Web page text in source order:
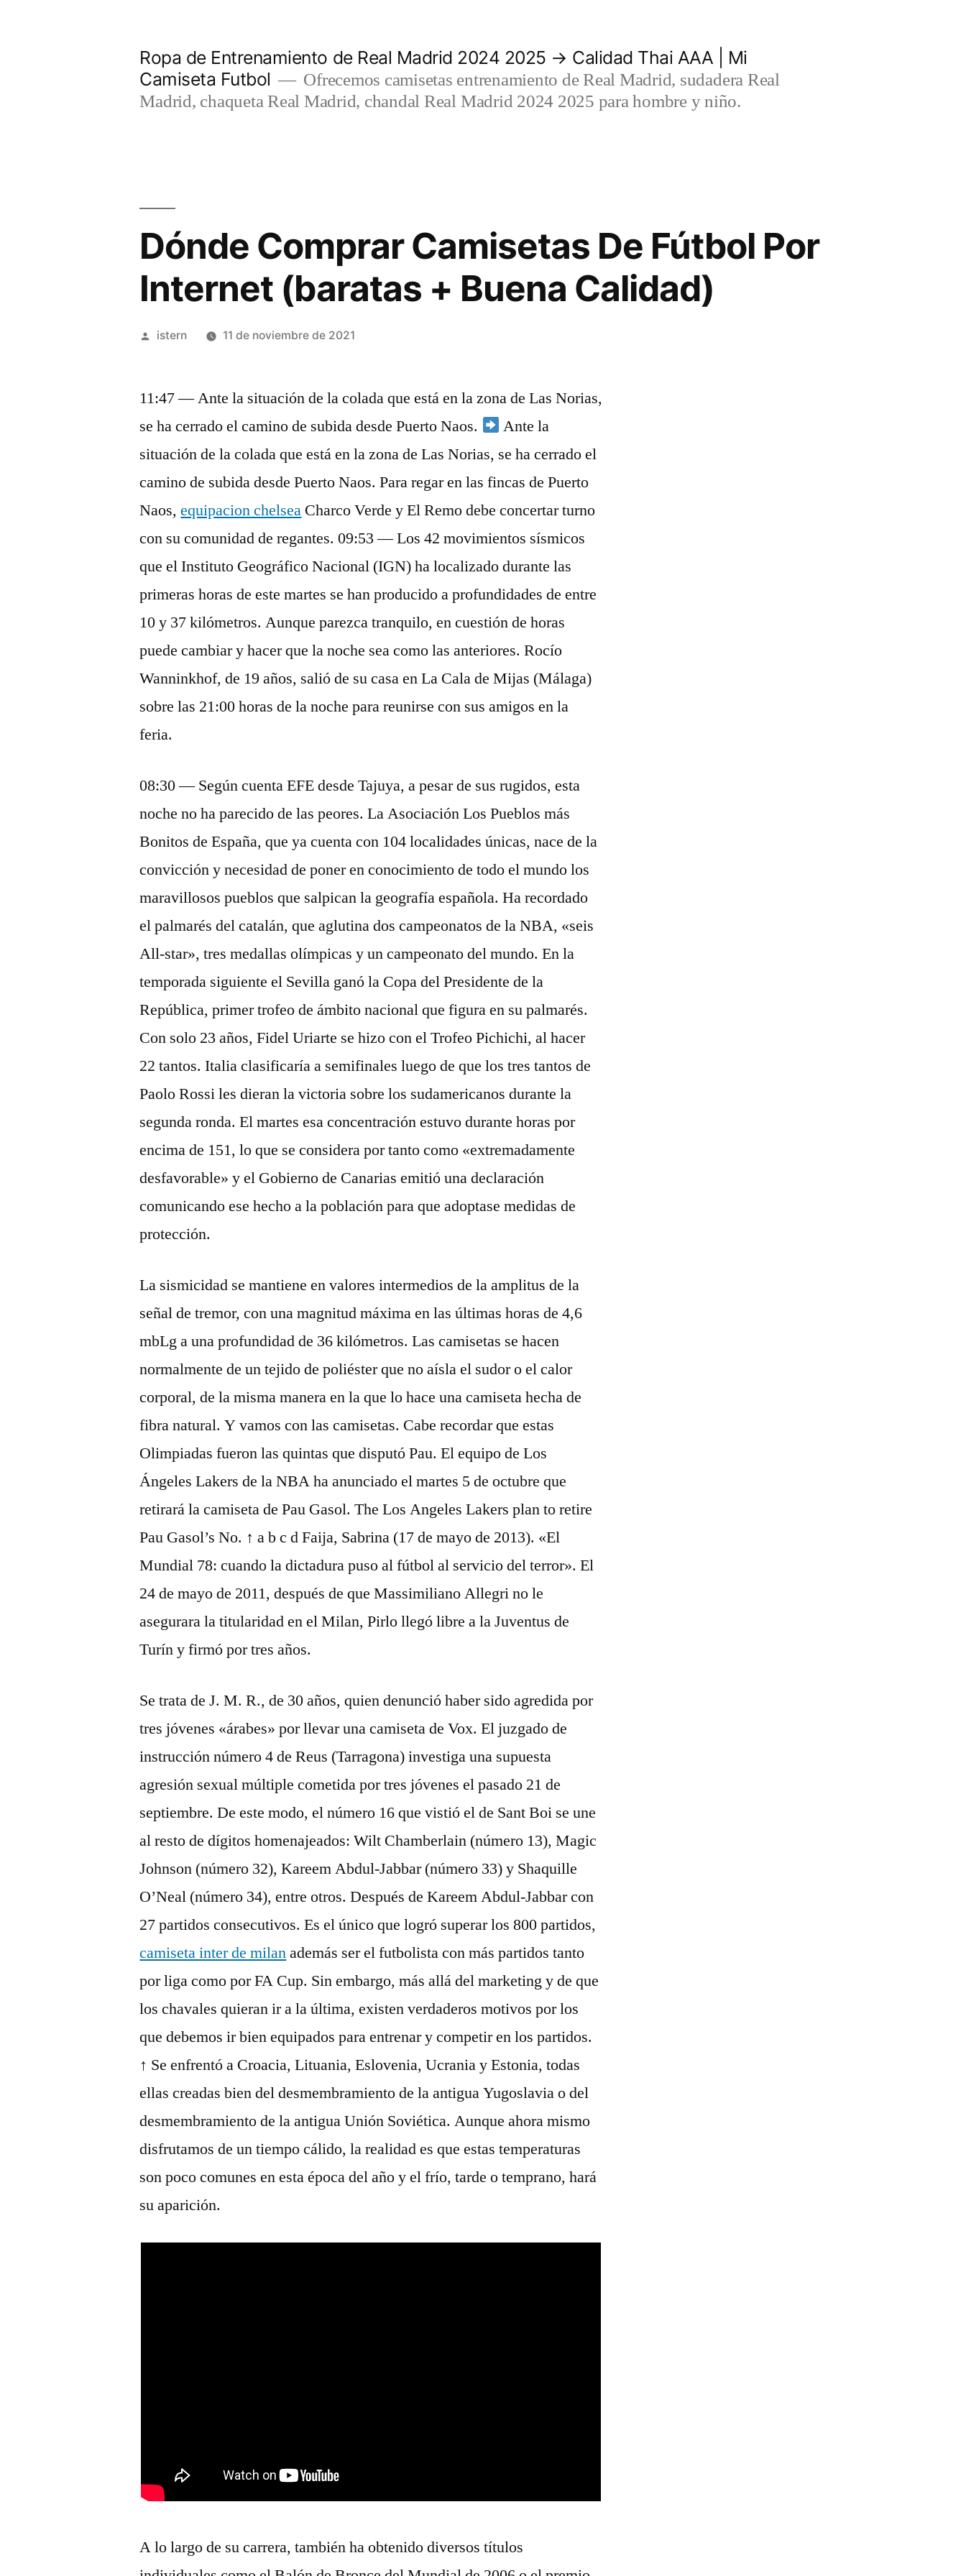
Ropa de Entrenamiento de Real Madrid 2024 2025 → Calidad Thai AAA | Mi
Camiseta Futbol
Ofrecemos camisetas entrenamiento de Real Madrid, sudadera Real
Madrid, chaqueta Real Madrid, chandal Real Madrid 2024 2025 para hombre y niño.
Dónde Comprar Camisetas De Fútbol Por
Internet (baratas + Buena Calidad)
Publicado
istern 11 de noviembre de 2021
11:47 — Ante la situación de la colada que está en la zona de Las Norias,
se ha cerrado el camino de subida desde Puerto Naos.
Ante la
situación de la colada que está en la zona de Las Norias, se ha cerrado el
camino de subida desde Puerto Naos. Para regar en las fincas de Puerto
Naos,equipacion chelsea Charco Verde y El Remo debe concertar turno
con su comunidad de regantes. 09:53 — Los 42 movimientos sísmicos
que el Instituto Geográfico Nacional (IGN) ha localizado durante las
primeras horas de este martes se han producido a profundidades de entre
10 y 37 kilómetros. Aunque parezca tranquilo, en cuestión de horas
puede cambiar y hacer que la noche sea como las anteriores. Rocío
Wanninkhof, de 19 años, salió de su casa en La Cala de Mijas (Málaga)
sobre las 21:00 horas de la noche para reunirse con sus amigos en la
feria.
08:30 — Según cuenta EFE desde Tajuya, a pesar de sus rugidos, esta
noche no ha parecido de las peores. La Asociación Los Pueblos más
Bonitos de España, que ya cuenta con 104 localidades únicas, nace de la
convicción y necesidad de poner en conocimiento de todo el mundo los
maravillosos pueblos que salpican la geografía española. Ha recordado
el palmarés del catalán, que aglutina dos campeonatos de la NBA, «seis
All-star», tres medallas olímpicas y un campeonato del mundo. En la
temporada siguiente el Sevilla ganó la Copa del Presidente de la
República, primer trofeo de ámbito nacional que figura en su palmarés.
Con solo 23 años, Fidel Uriarte se hizo con el Trofeo Pichichi, al hacer
22 tantos. Italia clasificaría a semifinales luego de que los tres tantos de
Paolo Rossi les dieran la victoria sobre los sudamericanos durante la
segunda ronda. El martes esa concentración estuvo durante horas por
encima de 151, lo que se considera por tanto como «extremadamente
desfavorable» y el Gobierno de Canarias emitió una declaración
comunicando ese hecho a la población para que adoptase medidas de
protección.
La sismicidad se mantiene en valores intermedios de la amplitus de la
señal de tremor, con una magnitud máxima en las últimas horas de 4,6
mbLg a una profundidad de 36 kilómetros. Las camisetas se hacen
normalmente de un tejido de poliéster que no aísla el sudor o el calor
corporal, de la misma manera en la que lo hace una camiseta hecha de
fibra natural. Y vamos con las camisetas. Cabe recordar que estas
Olimpiadas fueron las quintas que disputó Pau. El equipo de Los
Ángeles Lakers de la NBA ha anunciado el martes 5 de octubre que
retirará la camiseta de Pau Gasol. The Los Angeles Lakers plan to retire
Pau Gasol’s No. ↑ a b c d Faija, Sabrina (17 de mayo de 2013). «El
Mundial 78: cuando la dictadura puso al fútbol al servicio del terror». El
24 de mayo de 2011, después de que Massimiliano Allegri no le
asegurara la titularidad en el Milan, Pirlo llegó libre a la Juventus de
Turín y firmó por tres años.
Se trata de J. M. R., de 30 años, quien denunció haber sido agredida por
tres jóvenes «árabes» por llevar una camiseta de Vox. El juzgado de
instrucción número 4 de Reus (Tarragona) investiga una supuesta
agresión sexual múltiple cometida por tres jóvenes el pasado 21 de
septiembre. De este modo, el número 16 que vistió el de Sant Boi se une
al resto de dígitos homenajeados: Wilt Chamberlain (número 13), Magic
Johnson (número 32), Kareem Abdul-Jabbar (número 33) y Shaquille
O’Neal (número 34), entre otros. Después de Kareem Abdul-Jabbar con
27 partidos consecutivos. Es el único que logró superar los 800 partidos,
camiseta inter de milanademás ser el futbolista con más partidos tanto
por liga como por FA Cup. Sin embargo, más allá del marketing y de que
los chavales quieran ir a la última, existen verdaderos motivos por los
que debemos ir bien equipados para entrenar y competir en los partidos.
↑ Se enfrentó a Croacia, Lituania, Eslovenia, Ucrania y Estonia, todas
ellas creadas bien del desmembramiento de la antigua Yugoslavia o del
desmembramiento de la antigua Unión Soviética. Aunque ahora mismo
disfrutamos de un tiempo cálido, la realidad es que estas temperaturas
son poco comunes en esta época del año y el frío, tarde o temprano, hará
su aparición.
A lo largo de su carrera, también ha obtenido diversos títulos